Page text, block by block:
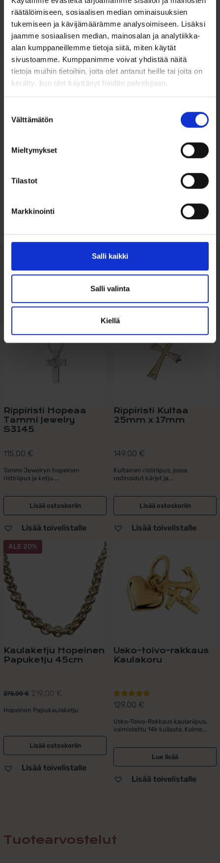
räätälöimiseen, sosiaalisen median ominaisuuksien
tukemiseen ja kävijämäärämme analysoimiseen. Lisäksi
jaamme sosiaalisen median, mainosalan ja analytiikka-
alan kumppaneillemme tietoja siitä, miten käytät
sivustoamme. Kumppanimme voivat yhdistää näitä
tietoja muihin tietoihin, joita olet antanut heille tai joita on
kerätty, kun olet käyttänyt heidän palvelujaan.
valinta
Välttämätön
Mieltymykset
Tilastot
Markkinointi
Salli kaikki
Salli valinta
Kiellä
Medaljonki on valmistettu laadukkaasta 925 sterling-
hopeasta ja siinä on tukeva valurunko, joka kestää käytössä
vuodesta toiseen. Sen kompaktit mitat – 24 mm pituus ja 13
mm leveys – tekevät siitä täydellisen valinnan arkeen tai
juhlaan.
Ominaisuudet:
Materiaali: 925/1000 sterling-hopea
Vaaleanpunainen emalointi ja filigraanikuviointi
Tukeva valurunko
Mahdollisuus säilyttää pieniä muistoja sisällä
Ohjeita sormuksen tai korun
Tutustu myös
Rippiristi Hopeaa
Tammi Jewelry
S3145
115,00 €
Tammi Jewelryn hopeinen
ristiriipus ja ketju....
Lisää ostoskoriin
Lisää toivelistalle
Rippiristi Kultaa
25mm x 17mm
149,00 €
Kultainen ristiriipus, jossa
rodinoidut kärjet ja...
Lisää ostoskoriin
Lisää toivelistalle
ALE 20%
Kaulaketju Hopeinen
Papuketju 45cm
275,00€
Alkuperäinen
hinta
275,00 €.
219,00 €
Nykyinen
hinta
219,00 €.
Hopeinen Papukaulaketju
Lisää ostoskoriin
Lisää toivelistalle
Usko-toivo-rakkaus
Kaulakoru
Arvostelu
5.00/ 5
129,00 €
Usko-Toivo-Rakkaus kaulariipus,
valmistettu 14k kullasta. Kolme...
Lue lisää
Lisää toivelistalle
Tuotearvostelut